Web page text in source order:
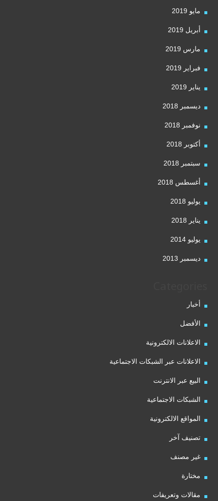
مايو 2019
أبريل 2019
مارس 2019
فبراير 2019
يناير 2019
ديسمبر 2018
نوفمبر 2018
أكتوبر 2018
سبتمبر 2018
أغسطس 2018
يوليو 2018
يناير 2018
يوليو 2014
ديسمبر 2013
أخبار
الأفضل
الاعلانات الالكترونية
الاعلانات عبر الشبكات الاجتماعية
البيع عبر الانترنت
الشبكات الاجتماعية
المواقع الالكترونية
تصنيف آخر
غير مصنف
مختارة
مقالات وتعريفات